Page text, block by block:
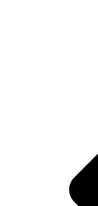
Steuerberater
Downloads
Notfallordner